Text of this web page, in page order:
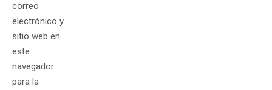
correo
electrónico y
sitio web en
este
navegador
para la